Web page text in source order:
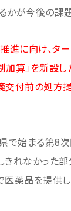
が今後の課
進に向け、タ
算」を新設
交付前の処
で始まる第8
きれなかった
薬品を提供